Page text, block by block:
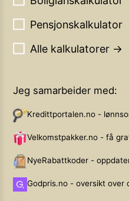
Pensjonskalkulator
Alle kalkulatorer →
Jeg samarbeider med:
Kredittportalen.no -
Velkomstpakker.no - få
NyeRabattkoder -
Godpris.no - oversikt over